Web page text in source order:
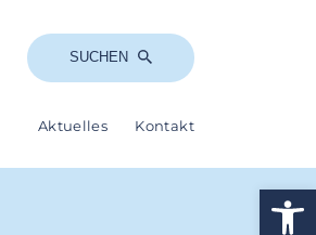
SUCHEN
Aktuelles Kontakt